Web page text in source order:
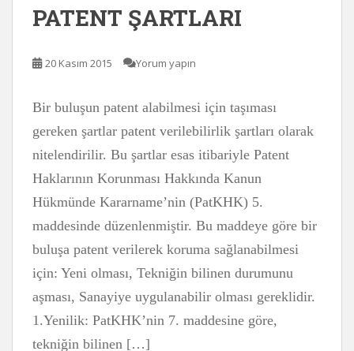
PATENT ŞARTLARI
20 Kasım 2015 Yorum yapın
Bir buluşun patent alabilmesi için taşıması
gereken şartlar patent verilebilirlik şartları olarak
nitelendirilir. Bu şartlar esas itibariyle Patent
Haklarının Korunması Hakkında Kanun
Hükmünde Kararname’nin (PatKHK) 5.
maddesinde düzenlenmiştir. Bu maddeye göre bir
buluşa patent verilerek koruma sağlanabilmesi
için: Yeni olması, Tekniğin bilinen durumunu
aşması, Sanayiye uygulanabilir olması gereklidir.
1.Yenilik: PatKHK’nin 7. maddesine göre,
tekniğin bilinen […]